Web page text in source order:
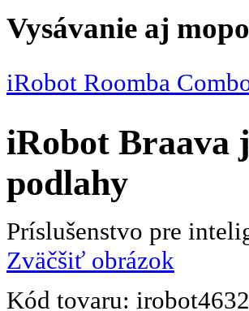
Vysávanie aj
iRobot Roomba
iRobot Braava
podlahy
Príslušenstvo pre
Zväčšiť obrázok
Kód tovaru: